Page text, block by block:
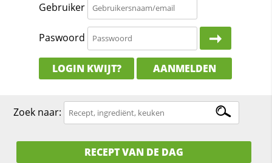
Gebruiker
Paswoord
LOGIN KWIJT? AANMELDEN
Zoek naar:
RECEPT VAN DE DAG